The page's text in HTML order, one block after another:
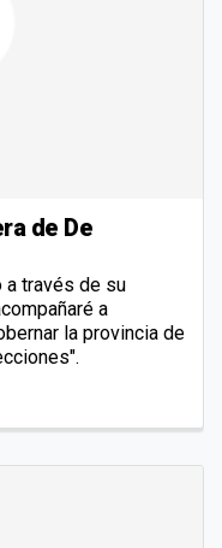
de De
a través de su
a
la provincia de